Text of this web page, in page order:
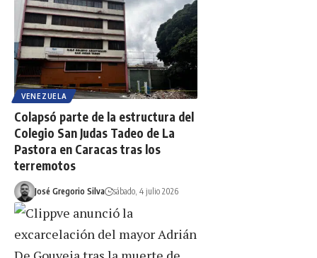
VENEZUELA
Colapsó parte de la estructura del
Colegio San Judas Tadeo de La
Pastora en Caracas tras los
terremotos
José Gregorio Silva sábado, 4 julio 2026